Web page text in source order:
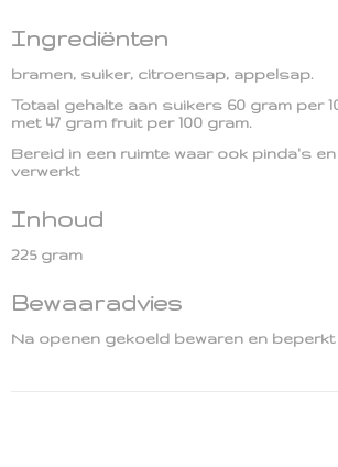
Ingrediënten
bramen, suiker, citroensap, appelsap.
Totaal gehalte aan suikers 60 gram per
met 47 gram fruit per 100 gram.
Bereid in een ruimte waar ook pinda's
verwerkt
Inhoud
225 gram
Bewaaradvies
Na openen gekoeld bewaren en